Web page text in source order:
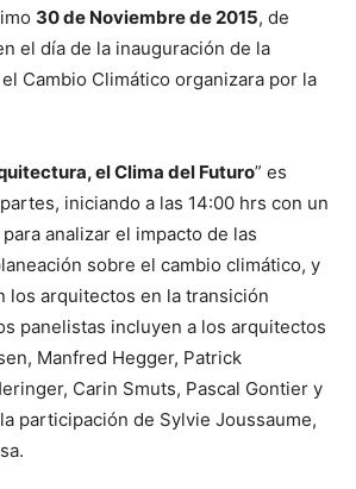
30 de Noviembre de 2015, de
el día de la inauguración de la
Cambio Climático organizara por la
el Clima del Futuro” es
iniciando a las 14:00 hrs con un
analizar el impacto de las
sobre el cambio climático, y
los arquitectos en la transición
panelistas incluyen a los arquitectos
Manfred Hegger, Patrick
Carin Smuts, Pascal Gontier y
participación de Sylvie Joussaume,